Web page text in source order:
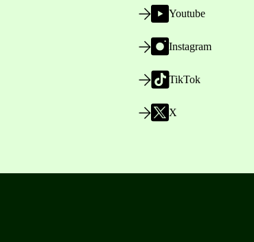
Youtube
Instagram
TikTok
X